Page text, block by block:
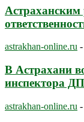
Астраханским
astrakhan-online.ru -
В Астрахани
инспектора
astrakhan-online.ru -